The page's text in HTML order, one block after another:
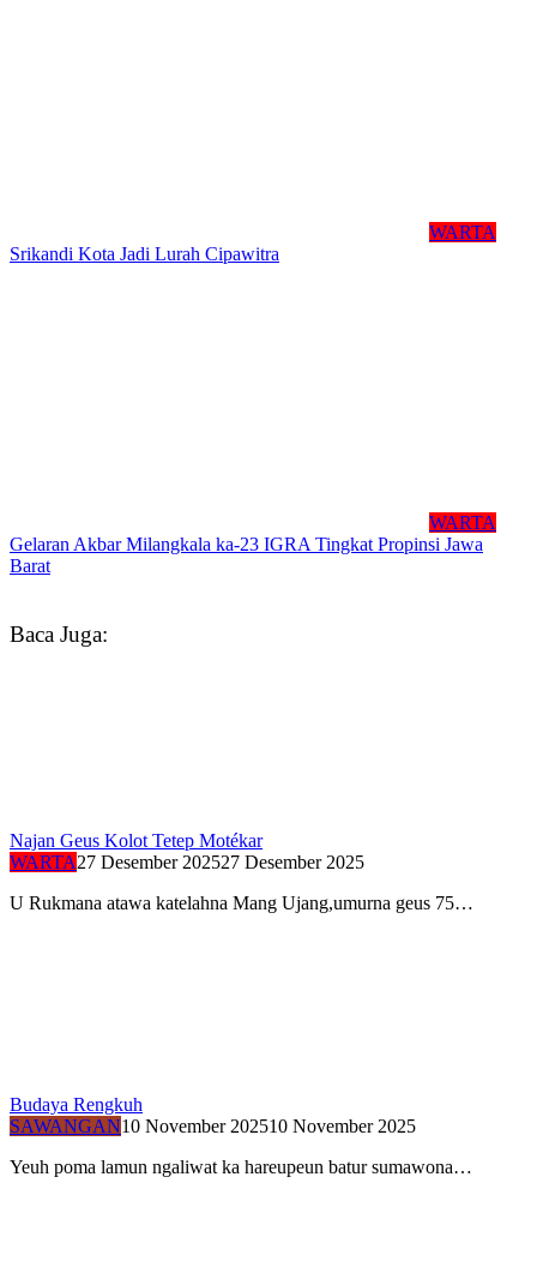
WARTA
Srikandi Kota Jadi Lurah Cipawitra
WARTA
Gelaran Akbar Milangkala ka-23 IGRA Tingkat Propinsi Jawa
Barat
Baca Juga:
Najan Geus Kolot Tetep Motékar
WARTA27 Desember 202527 Desember 2025
U Rukmana atawa katelahna Mang Ujang,umurna geus 75…
Budaya Rengkuh
SAWANGAN10 November 202510 November 2025
Yeuh poma lamun ngaliwat ka hareupeun batur sumawona…